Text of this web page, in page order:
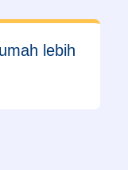
lebih